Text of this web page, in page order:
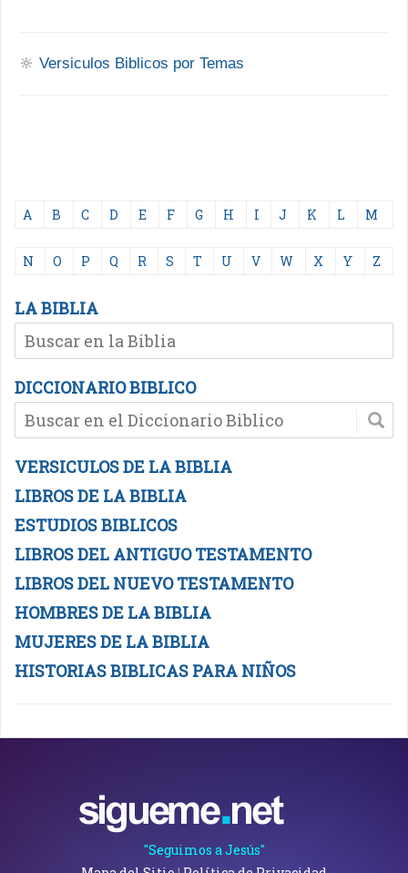
🔆 Versiculos Biblicos por Temas
A B C D E F G H I J K L M
N O P Q R S T U V W X Y Z
LA BIBLIA
DICCIONARIO BIBLICO
VERSICULOS DE LA BIBLIA
LIBROS DE LA BIBLIA
ESTUDIOS BIBLICOS
LIBROS DEL ANTIGUO TESTAMENTO
LIBROS DEL NUEVO TESTAMENTO
HOMBRES DE LA BIBLIA
MUJERES DE LA BIBLIA
HISTORIAS BIBLICAS PARA NIÑOS
"Seguimos a Jesús"